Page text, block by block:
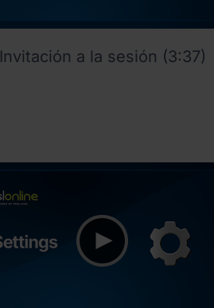
Invitación a la sesión (3:37)